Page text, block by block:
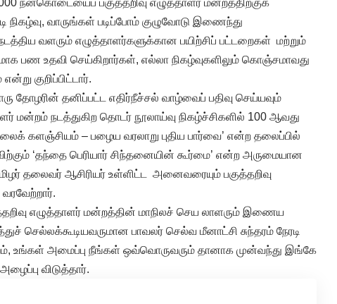
நன்கொடையைப் பகுத்தறிவு எழுத்தாளர் மன்றத்திற்குக்
வாருங்கள் படிப்போம் குழுவோடு இணைந்து
வளரும் எழுத்தாளர்களுக்கான பயிற்சிப் பட்டறைகள் மற்றும்
பண உதவி செய்கிறார்கள், எல்லா நிகழ்வுகளிலும் கொஞ்சமாவது
குறிப்பிட்டார்.
தோழரின் தனிப்பட்ட எதிர்நீச்சல் வாழ்வைப் பதிவு செய்யவும்
மன்றம் நடத்துகிற தொடர் நூலாய்வு நிகழ்ச்சிகளில் 100 ஆவது
களஞ்சியம் – பழைய வரலாறு புதிய பார்வை’ என்ற தலைப்பில்
‘தந்தை பெரியார் சிந்தனையின் கூர்மை’ என்ற அருமையான
தலைவர் ஆசிரியர் உள்ளிட்ட அனைவரையும் பகுத்தறிவு
எழுத்தாளர் மன்றத்தின் மாநிலச் செய லாளரும் இணைய
செல்லக்கூடியவருமான பாவலர் செல்வ மீனாட்சி சுந்தரம் நேரடி
உங்கள் அமைப்பு நீங்கள் ஒவ்வொருவரும் தானாக முன்வந்து இங்கே
விடுத்தார்.